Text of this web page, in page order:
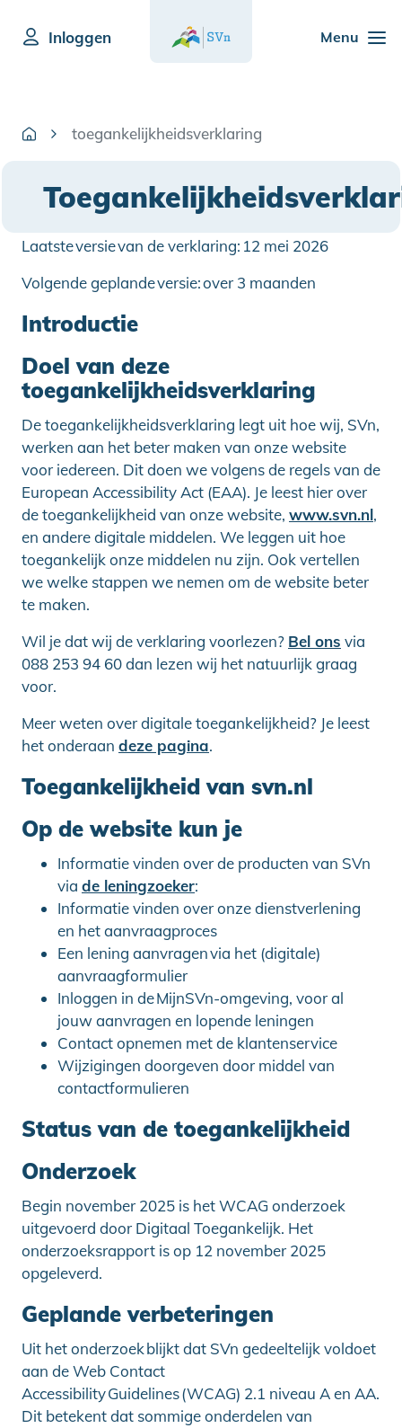
Menu
Inloggen
toegankelijkheidsverklaring
Laatste versie van de verklaring: 12 mei 2026
Volgende geplande versie: over 3 maanden
Introductie
Doel van deze
toegankelijkheidsverklaring
De toegankelijkheidsverklaring legt uit hoe wij, SVn,
werken aan het beter maken van onze website
voor iedereen. Dit doen we volgens de regels van de
European Accessibility Act (EAA). Je leest hier over
de toegankelijkheid van onze website, www.svn.nl,
en andere digitale middelen. We leggen uit hoe
toegankelijk onze middelen nu zijn. Ook vertellen
we welke stappen we nemen om de website beter
te maken.
Wil je dat wij de verklaring voorlezen? Bel ons via
088 253 94 60 dan lezen wij het natuurlijk graag
voor.
Meer weten over digitale toegankelijkheid? Je leest
het onderaan deze pagina.
Toegankelijkheid van svn.nl
Op de website kun je
Informatie vinden over de producten van SVn
via de leningzoeker:
Informatie vinden over onze dienstverlening
en het aanvraagproces
Een lening aanvragen via het (digitale)
aanvraagformulier
Inloggen in de MijnSVn-omgeving, voor al
jouw aanvragen en lopende leningen
Contact opnemen met de klantenservice
Wijzigingen doorgeven door middel van
contactformulieren
Status van de toegankelijkheid
Onderzoek
Begin november 2025 is het WCAG onderzoek
uitgevoerd door Digitaal Toegankelijk. Het
onderzoeksrapport is op 12 november 2025
opgeleverd.
Geplande verbeteringen
Uit het onderzoek blijkt dat SVn gedeeltelijk voldoet
aan de Web Contact
Accessibility Guidelines (WCAG) 2.1 niveau A en AA.
Dit betekent dat sommige onderdelen van